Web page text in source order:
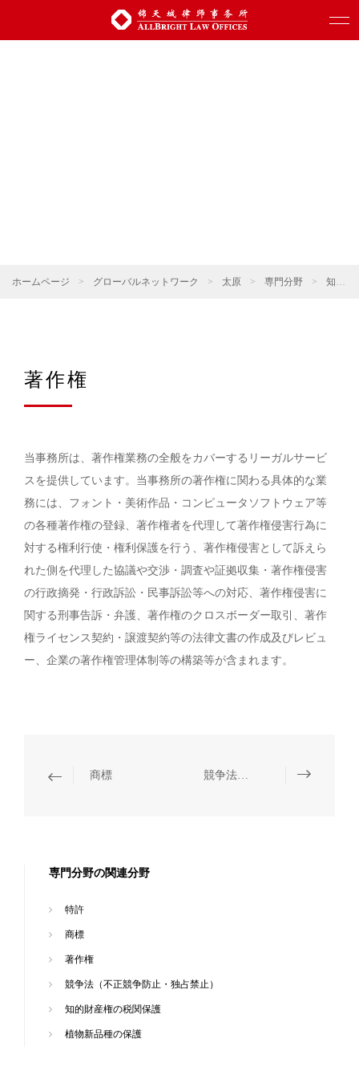
ホームページ > グローバルネットワーク > 太原 > 専門分野 > 知的財産権
著作権
当事務所は、著作権業務の全般をカバーするリーガルサービ
スを提供しています。当事務所の著作権に関わる具体的な業
務には、フォント・美術作品・コンピュータソフトウェア等
の各種著作権の登録、著作権者を代理して著作権侵害行為に
対する権利行使・権利保護を行う、著作権侵害として訴えら
れた側を代理した協議や交渉・調査や証拠収集・著作権侵害
の行政摘発・行政訴訟・民事訴訟等への対応、著作権侵害に
関する刑事告訴・弁護、著作権のクロスボーダー取引、著作
権ライセンス契約・譲渡契約等の法律文書の作成及びレビュ
ー、企業の著作権管理体制等の構築等が含まれます。
商標 競争法（不正競争防止・独占禁止）
専門分野の関連分野
特許
商標
著作権
競争法（不正競争防止・独占禁止）
知的財産権の税関保護
植物新品種の保護